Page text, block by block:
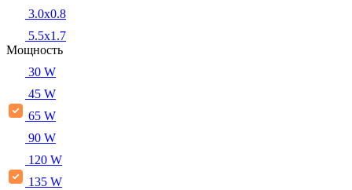
3.0x0.8
5.5х1.7
Мощность
30 W
45 W
65 W
90 W
120 W
135 W